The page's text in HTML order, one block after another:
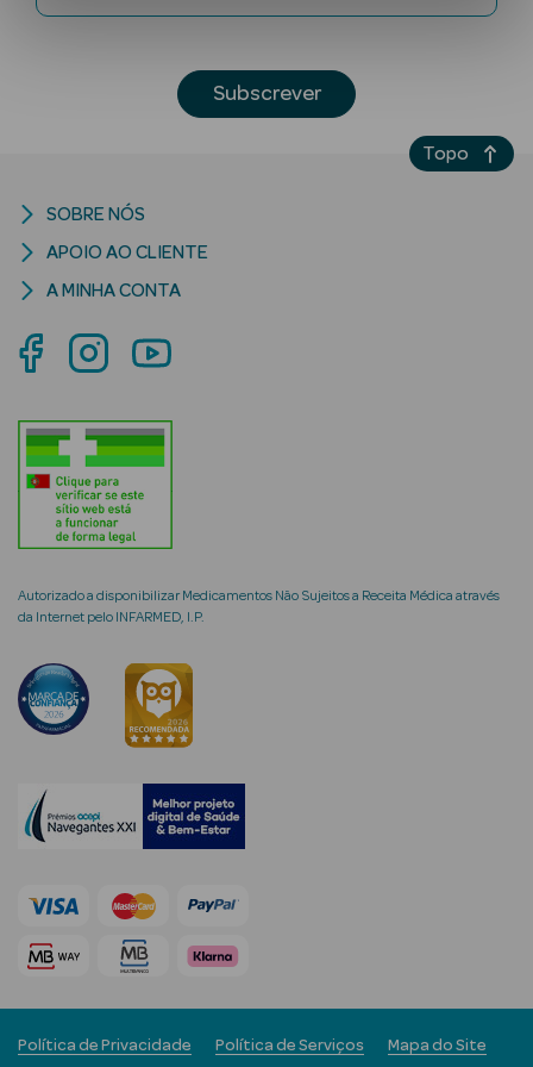
Ver Tudo
Solares
Rosto
Lábios
Solares Bebé e
Criança
Rosto e
Ver Tudo
Séruns Faciais
Creme de Olhos
envelhecimento
Subscrever
Autorizado a disponibilizar Medicamentos Não Sujeitos a Receita Médica através
da Internet pelo INFARMED, I.P.
SOBRE NÓS
APOIO AO CLIENTE
A MINHA CONTA
Política de Privacidade Política de Serviços Mapa do Site
Topo